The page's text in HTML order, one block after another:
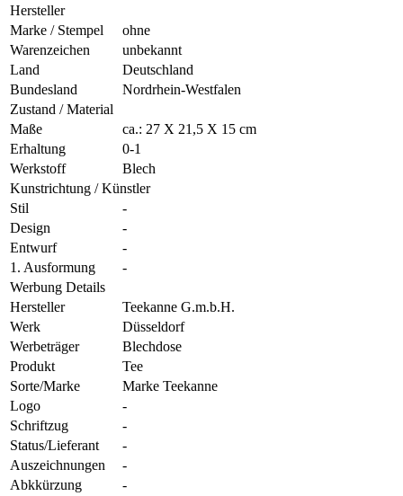
Hersteller
Marke / Stempel
ohne
Warenzeichen
unbekannt
Land
Deutschland
Bundesland
Nordrhein-Westfalen
Zustand / Material
Maße
ca.: 27 X 21,5 X 15 cm
Erhaltung
0-1
Werkstoff
Blech
Kunstrichtung / Künstler
Stil
-
Design
-
Entwurf
-
1. Ausformung
-
Werbung Details
Hersteller
Teekanne G.m.b.H.
Werk
Düsseldorf
Werbeträger
Blechdose
Produkt
Tee
Sorte/Marke
Marke Teekanne
Logo
-
Schriftzug
-
Status/Lieferant
-
Auszeichnungen
-
Abkkürzung
-